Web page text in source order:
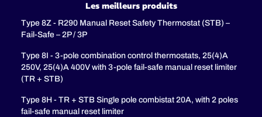
Les meilleurs produits
Type 8Z - R290 Manual Reset Safety Thermostat (STB) –
Fail-Safe – 2P / 3P
Type 8I - 3-pole combination control thermostats, 25(4)A
250V, 25(4)A 400V with 3-pole fail-safe manual reset limiter
(TR + STB)
Type 8H - TR + STB Single pole combistat 20A, with 2 poles
fail-safe manual reset limiter